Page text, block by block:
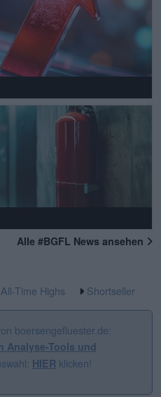
Alle #BGFL News ansehen
All-Time Highs Shortseller
boersengefluester.de:
Analyse-Tools und
HIER klicken!